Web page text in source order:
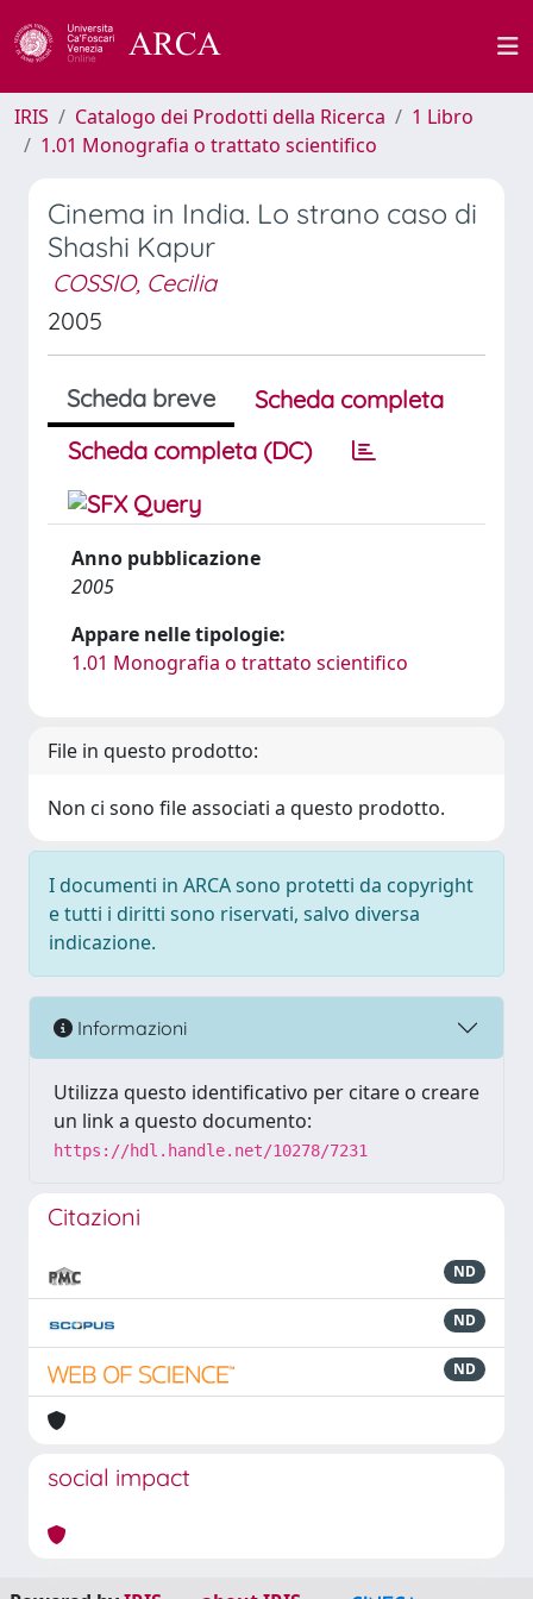
IRIS Catalogo dei Prodotti della Ricerca
1 Libro
1.01 Monografia o trattato scientifico
Cinema in India. Lo strano caso di
Shashi Kapur
COSSIO, Cecilia
2005
Scheda breve
Scheda completa
Scheda completa (DC)
Anno pubblicazione
2005
Appare nelle tipologie:
1.01 Monografia o trattato scientifico
File in questo prodotto:
Non ci sono file associati a questo prodotto.
I documenti in ARCA sono protetti da copyright
e tutti i diritti sono riservati, salvo diversa
indicazione.
Informazioni
Utilizza questo identificativo per citare o creare
un link a questo documento:
https://hdl.handle.net/10278/7231
Citazioni
ND
ND
ND
social impact